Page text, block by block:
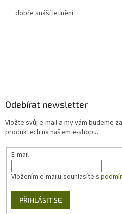
dobře snáší letnění
Odebírat newsletter
Vložte svůj e-mail a my vám budeme
produktech na našem e-shopu.
E-mail
Vložením e-mailu souhlasíte s
PŘIHLÁSIT SE